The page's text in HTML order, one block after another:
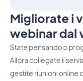
Migliorate i
webinar dal
State pensando o
Allora collegate il
gestite riunioni online